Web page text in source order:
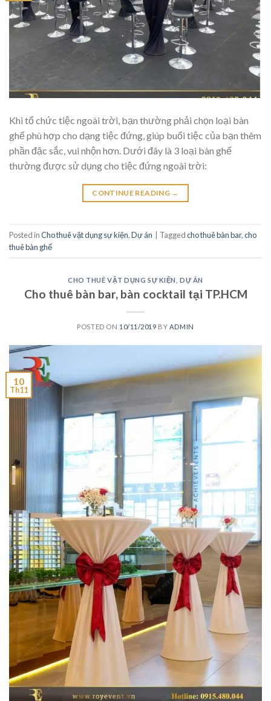
Khi tổ chức tiệc ngoài trời, bạn thường phải chọn loại bàn
ghế phù hợp cho dạng tiệc đứng, giúp buổi tiệc của bạn thêm
phần đặc sắc, vui nhộn hơn. Dưới đây là 3 loại bàn ghế
thường được sử dụng cho tiệc đứng ngoài trời:
CONTINUE READING →
Posted inCho thuê vật dụng sự kiện,Dự án Taggedcho thuê bàn bar,cho
thuê bàn ghế
CHO THUÊ VẬT DỤNG SỰ KIỆN ,DỰ ÁN
Cho thuê bàn bar, bàn cocktail tại TP.HCM
POSTED ON 10/11/2019 BY ADMIN
10
Th11